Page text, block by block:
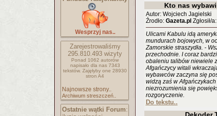
Wesprzyj nas..
Zarejestrowaliśmy
295.810.493 wizyty
Ponad 1062 autorów
napisało dla nas 7343
tekstów. Zajęłyby one 28930
stron A4
Najnowsze strony..
Archiwum streszczeń..
Ostatnie wątki Forum:
Kto nas
Autor: Wojciech Jagielski
Źrodło: Gazeta.pl Zgłosił/
Ulicami Kabulu idą
mundurach bojowych, w
Zamorskie straszydła. -
przechodnie. I coraz
obaleniu talibów niewiele
Afgańczycy witali
wybawców zaczyna się
widzą zaś w
niezrozumienia się
rozgoryczenie.
Do tekstu..